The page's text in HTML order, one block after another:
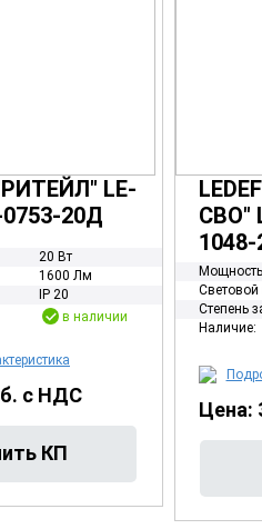
LE-
20Д
20 Вт
1600 Лм
IP 20
в наличии
с НДС
СВО"
Световой
Степень
Наличие:
Цена: